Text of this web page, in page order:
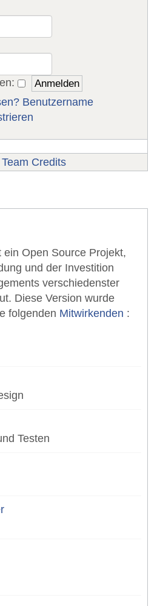
Benutzername
Credits
Open Source Projekt,
und der Investition
verschiedenster
Diese Version wurde
folgenden Mitwirkenden :
Testen